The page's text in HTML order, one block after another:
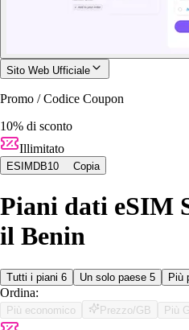
Sito Web Ufficiale
Promo / Codice Coupon
10% di sconto
Illimitato
ESIMDB10 Copia
Piani dati eSIM
il Benin
Tutti i piani 6 Un solo paese 5 Più
Ordina:
Più economico Prezzo/GB Più